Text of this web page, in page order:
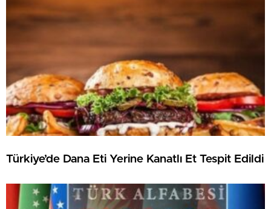
Türkiye’de Dana Eti Yerine Kanatlı Et Tespit Edildi